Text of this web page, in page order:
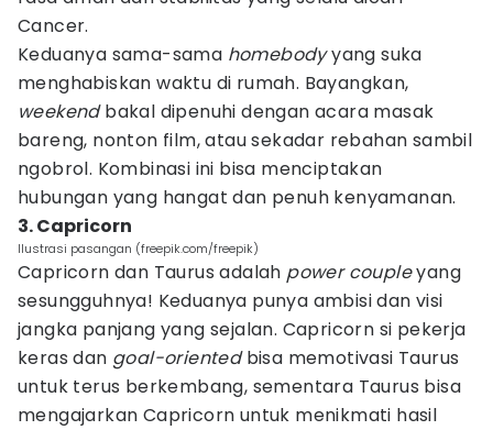
Cancer.
Keduanya sama-sama homebodyyang suka
menghabiskan waktu di rumah. Bayangkan,
weekendbakal dipenuhi dengan acara masak
bareng, nonton film, atau sekadar rebahan sambil
ngobrol. Kombinasi ini bisa menciptakan
hubungan yang hangat dan penuh kenyamanan.
3. Capricorn
Ilustrasi pasangan (freepik.com/freepik)
Capricorn dan Taurus adalah power coupleyang
sesungguhnya! Keduanya punya ambisi dan visi
jangka panjang yang sejalan. Capricorn si pekerja
keras dan goal-orientedbisa memotivasi Taurus
untuk terus berkembang, sementara Taurus bisa
mengajarkan Capricorn untuk menikmati hasil